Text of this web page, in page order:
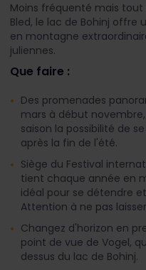
Moins fréquenté mais
Bled, le lac de Bohinj offre
en montagne
juliennes.
Que faire :
Des promenades
mars à début
saison la possibilité de
après la fin de l'été.
Siège du Festival
tient chaque année en
idéal pour se détendre
Attention à ne pas
Changez d'horizon en
point de vue de Vogel,
dessus du lac de Bohinj.